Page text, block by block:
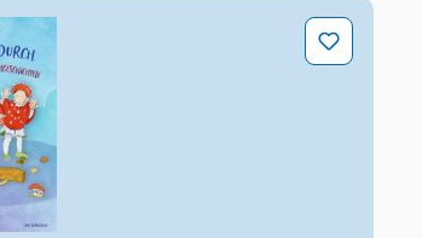
zwischendurch – Bewegungs- und